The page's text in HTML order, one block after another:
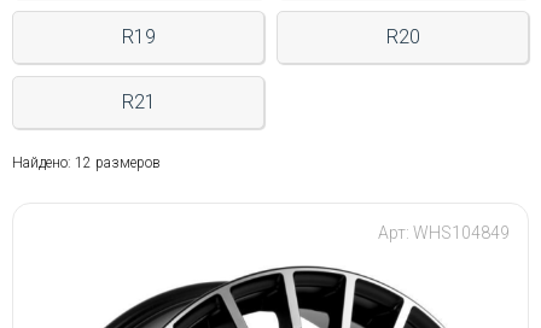
21:00
Вс:
C
до
R19 R20
R21
Найдено: 12 размеров
Арт: WHS104849